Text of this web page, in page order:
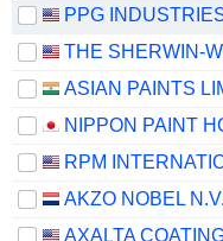
PPG
ASIAN PAINTS
RPM
AKZO NOBEL N.V.